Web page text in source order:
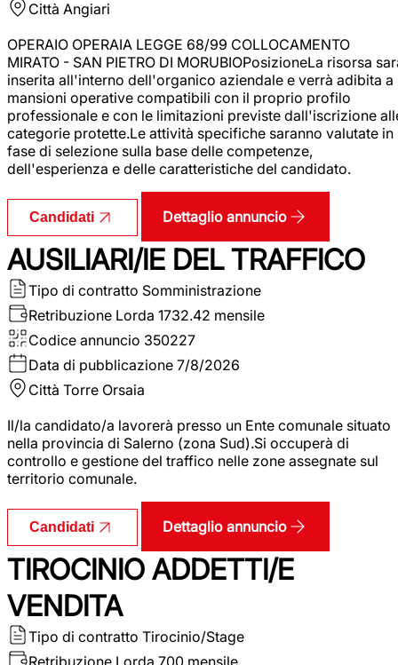
Città Angiari
OPERAIO OPERAIA LEGGE 68/99 COLLOCAMENTO
MIRATO - SAN PIETRO DI MORUBIOPosizioneLa risorsa
inserita all'interno dell'organico aziendale e verrà adibita a
mansioni operative compatibili con il proprio profilo
professionale e con le limitazioni previste dall'iscrizione
categorie protette.Le attività specifiche saranno valutate in
fase di selezione sulla base delle competenze,
dell'esperienza e delle caratteristiche del candidato.
Candidati Dettaglio annuncio
AUSILIARI/IE DEL TRAFFICO
Tipo di contratto Somministrazione
Retribuzione Lorda 1732.42 mensile
Codice annuncio 350227
Data di pubblicazione 7/8/2026
Città Torre Orsaia
Il/la candidato/a lavorerà presso un Ente comunale situato
nella provincia di Salerno (zona Sud).Si occuperà di
controllo e gestione del traffico nelle zone assegnate sul
territorio comunale.
Candidati Dettaglio annuncio
TIROCINIO ADDETTI/E
VENDITA
Tipo di contratto Tirocinio/Stage
Retribuzione Lorda 700 mensile